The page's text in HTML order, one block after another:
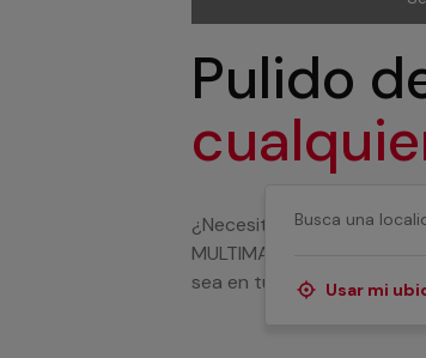
Pulido
Usar mi
¿Necesitas ayuda con el
MULTIMAP cubren
sea en tu casa u oficina.